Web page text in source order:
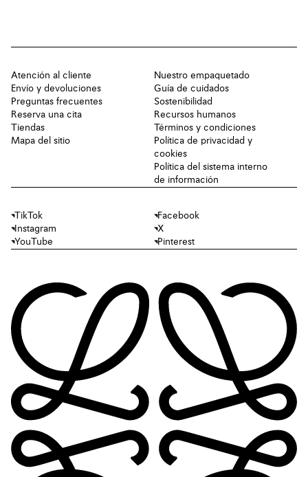
Atención al cliente
Envío y devoluciones
Preguntas frecuentes
Reserva una cita
Tiendas
Mapa del sitio
Nuestro empaquetado
Guía de cuidados
Sostenibilidad
Recursos humanos
Términos y condiciones
Política de privacidad y
cookies
Política del sistema interno
de información
TikTok
Facebook
Instagram
X
YouTube
Pinterest